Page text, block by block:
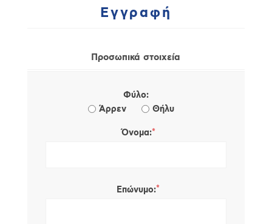
Εγγραφή
Προσωπικά στοιχεία
Φύλο:
Άρρεν
Θήλυ
Όνομα:*
Επώνυμο:*